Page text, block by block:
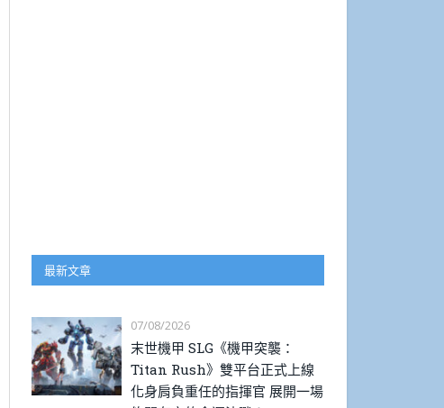
最新文章
07/08/2026
末世機甲 SLG《機甲突襲：
Titan Rush》雙平台正式上線
化身肩負重任的指揮官 展開一場